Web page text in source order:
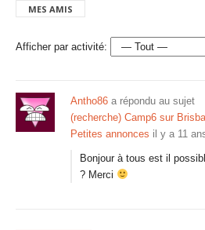
MES AMIS
Afficher par activité:
Antho86 a répondu au sujet
(recherche) Camp6 sur
Petites annonces il y a 11
Bonjour à tous est il
? Merci